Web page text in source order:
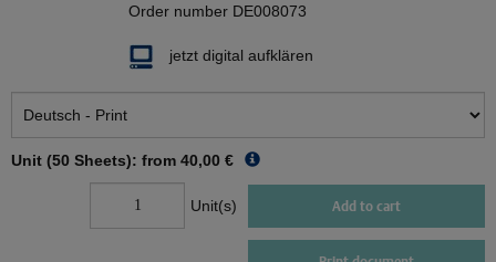
Order number DE008073
jetzt digital aufklären
Unit (50 Sheets): from 40,00 €
Unit(s) Add to cart